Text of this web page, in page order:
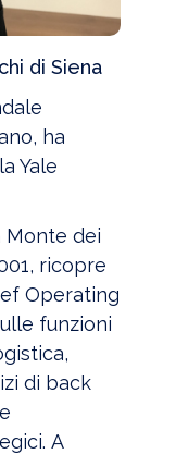
di Siena
ha
Yale
Monte dei
ricopre
Operating
funzioni
di back
A